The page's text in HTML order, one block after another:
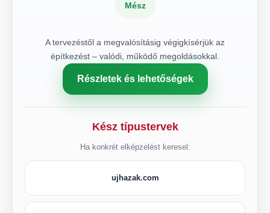
Mész
A tervezéstől a megvalósításig végigkísérjük az
építkezést – valódi, működő megoldásokkal.
Részletek és lehetőségek
Kész típustervek
Ha konkrét elképzelést keresel:
ujhazak.com